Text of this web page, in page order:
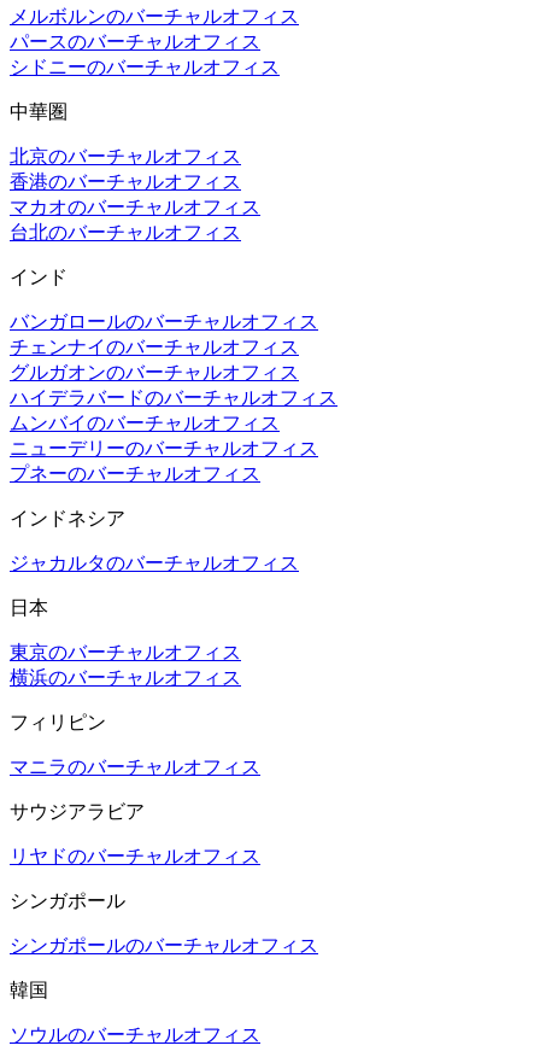
メルボルンのバーチャルオフィス
パースのバーチャルオフィス
シドニーのバーチャルオフィス
中華圏
北京のバーチャルオフィス
香港のバーチャルオフィス
マカオのバーチャルオフィス
台北のバーチャルオフィス
インド
バンガロールのバーチャルオフィス
チェンナイのバーチャルオフィス
グルガオンのバーチャルオフィス
ハイデラバードのバーチャルオフィス
ムンバイのバーチャルオフィス
ニューデリーのバーチャルオフィス
プネーのバーチャルオフィス
インドネシア
ジャカルタのバーチャルオフィス
日本
東京のバーチャルオフィス
横浜のバーチャルオフィス
フィリピン
マニラのバーチャルオフィス
サウジアラビア
リヤドのバーチャルオフィス
シンガポール
シンガポールのバーチャルオフィス
韓国
ソウルのバーチャルオフィス